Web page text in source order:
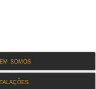
somos